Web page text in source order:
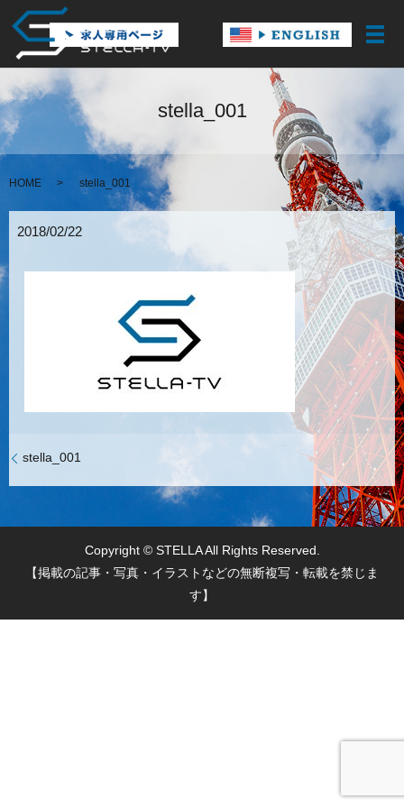
メ
stella_001
HOME stella_001
2018/02/22
stella_001
Copyright © STELLA All Rights Reserved.
【掲載の記事・写真・イラストなどの無断複写・転載を禁じま
す】